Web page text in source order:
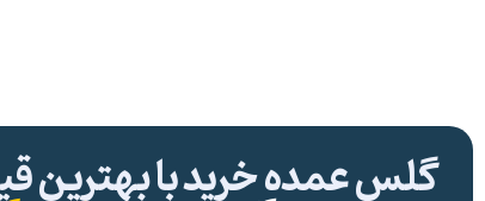
گلس عمده خرید با بهترین